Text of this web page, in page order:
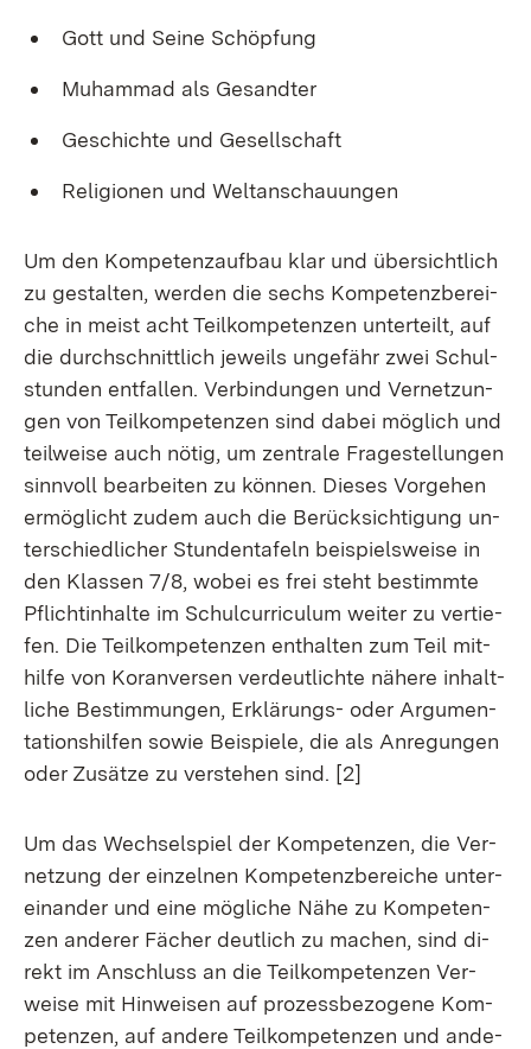
Gott und Sei­ne Schöp­fung
Mu­ham­mad als Ge­sand­ter
Ge­schich­te und Ge­sell­schaft
Re­li­gio­nen und Welt­an­schau­un­gen
Um den Kom­pe­tenz­auf­bau klar und über­sicht­lich
zu ge­stal­ten, wer­den die sechs Kom­pe­tenz­be­rei­
che in meist acht Teil­kom­pe­ten­zen un­ter­teilt, auf
die durch­schnitt­lich je­weils un­ge­fähr zwei Schul­
stun­den ent­fal­len. Ver­bin­dun­gen und Ver­net­zun­
gen von Teil­kom­pe­ten­zen sind da­bei mög­lich und
teil­wei­se auch nö­tig, um zen­tra­le Fra­ge­stel­lun­gen
sinn­voll be­ar­bei­ten zu kön­nen. Die­ses Vor­ge­hen
er­mög­licht zu­dem auch die Be­rück­sich­ti­gung un­
ter­schied­li­cher St­un­den­ta­feln bei­spiels­wei­se in
den Klas­sen 7/8, wo­bei es frei steht be­stimm­te
Pflicht­in­hal­te im Schul­cur­ri­cu­lum wei­ter zu ver­tie­
fen. Die Teil­kom­pe­ten­zen ent­hal­ten zum Teil mit­
hil­fe von Ko­ran­ver­sen ver­deut­lich­te nä­he­re in­halt­
li­che Be­stim­mun­gen, Er­klä­rungs- oder Ar­gu­men­
ta­ti­ons­hil­fen so­wie Bei­spie­le, die als An­re­gun­gen
oder Zu­sät­ze zu ver­ste­hen sind. [2]
Um das Wech­sel­spiel der Kom­pe­ten­zen, die Ver­
net­zung der ein­zel­nen Kom­pe­tenz­be­rei­che un­ter­
ein­an­der und ei­ne mög­li­che Nä­he zu Kom­pe­ten­
zen an­de­rer Fä­cher deut­lich zu ma­chen, sind di­
rekt im An­schluss an die Teil­kom­pe­ten­zen Ver­
wei­se mit Hin­wei­sen auf pro­zess­be­zo­ge­ne Kom­
pe­ten­zen, auf an­de­re Teil­kom­pe­ten­zen und an­de­